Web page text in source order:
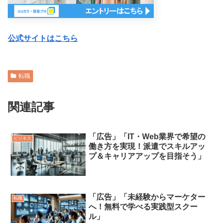
公式サイトはこちら
転職
関連記事
ビジネス
「広告」「IT・Web業界で希望の
働き方を実現！派遣でスキルアッ
プ＆キャリアアップを目指そう」
転職
「広告」「未経験からマーケター
へ！無料で学べる実践型スクー
ル」